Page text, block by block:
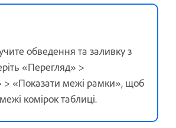
обведення та заливку з
«Перегляд» >
> «Показати межі рамки», щоб
комірок таблиці.